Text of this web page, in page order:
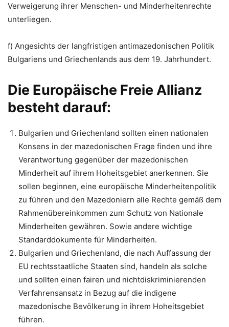
Verweigerung ihrer Menschen- und Minderheitenrechte
unterliegen.
f) Angesichts der langfristigen antimazedonischen Politik
Bulgariens und Griechenlands aus dem 19. Jahrhundert.
Die Europäische Freie Allianz
besteht darauf:
Bulgarien und Griechenland sollten einen nationalen
Konsens in der mazedonischen Frage finden und ihre
Verantwortung gegenüber der mazedonischen
Minderheit auf ihrem Hoheitsgebiet anerkennen. Sie
sollen beginnen, eine europäische Minderheitenpolitik
zu führen und den Mazedoniern alle Rechte gemäß dem
Rahmenübereinkommen zum Schutz von Nationale
Minderheiten gewähren. Sowie andere wichtige
Standarddokumente für Minderheiten.
Bulgarien und Griechenland, die nach Auffassung der
EU rechtsstaatliche Staaten sind, handeln als solche
und sollten einen fairen und nichtdiskriminierenden
Verfahrensansatz in Bezug auf die indigene
mazedonische Bevölkerung in ihrem Hoheitsgebiet
führen.